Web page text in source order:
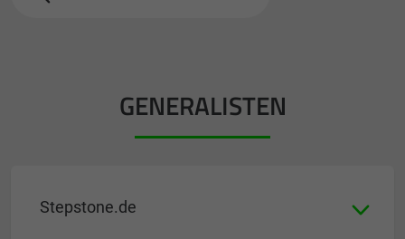
GENERALISTEN
Stepstone.de